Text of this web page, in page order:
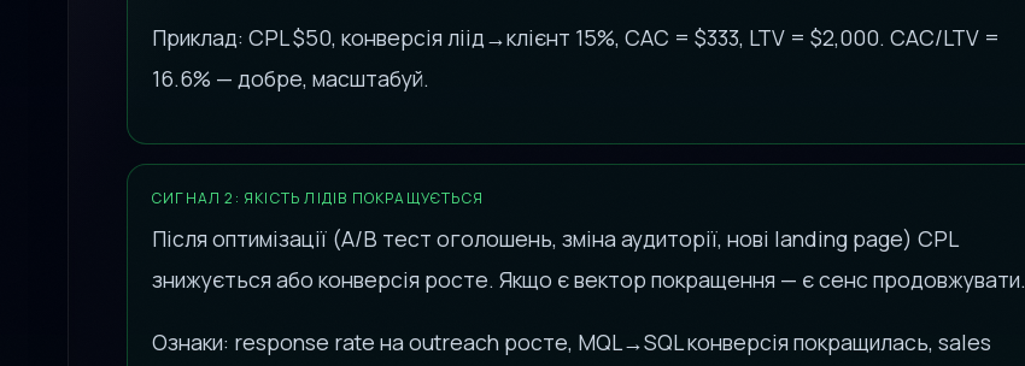
Приклад: CPL $50, конверсія ліід→клієнт 15%, CAC = $333, LTV = $2,000. CAC/LTV =
16.6% — добре, масштабуй.
СИГНАЛ 2: ЯКІСТЬ ЛІДІВ ПОКРАЩУЄТЬСЯ
Після оптимізації (A/B тест оголошень, зміна аудиторії, нові landing page) CPL
знижується або конверсія росте. Якщо є вектор покращення — є сенс продовжувати.
Ознаки: response rate на outreach росте, MQL→SQL конверсія покращилась, sales